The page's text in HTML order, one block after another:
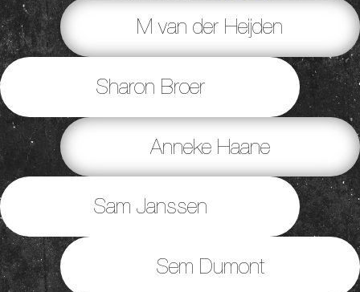
M van der Heijden
Sharon Broer
Anneke Haane
Sam Janssen
Sem Dumont